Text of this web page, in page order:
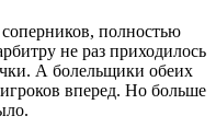
полностью
не раз приходилось
А болельщики обеих
вперед. Но больше